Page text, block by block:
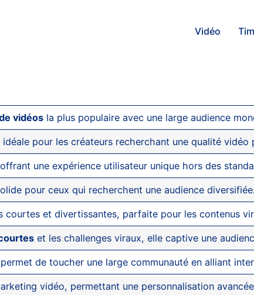
Vidéo
vidéos la plus populaire avec une large audience
pour les créateurs recherchant une qualité vidéo
une expérience utilisateur unique hors des
pour ceux qui recherchent une audience
courtes et divertissantes, parfaite pour les contenus
et les challenges viraux, elle captive une
de toucher une large communauté en alliant
vidéo, permettant une personnalisation